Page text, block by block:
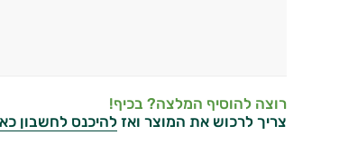
רוצה להוסיף המלצה? בכיף!
צריך לרכוש את המוצר ואזלהיכנס לחשבון